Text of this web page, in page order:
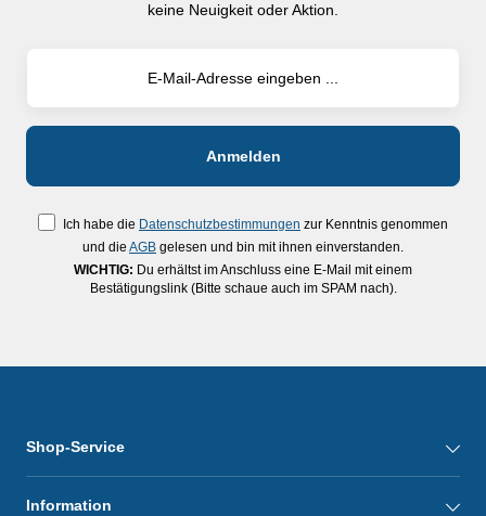
keine Neuigkeit oder Aktion.
Ich habe die Datenschutzbestimmungen zur Kenntnis genommen
und die AGB gelesen und bin mit ihnen einverstanden.
WICHTIG: Du erhältst im Anschluss eine E-Mail mit einem
Bestätigungslink (Bitte schaue auch im SPAM nach).
Shop-Service
Information